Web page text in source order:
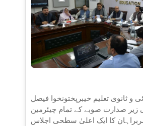
و ثانوی تعلیم خیبرپختونخوا فیصل
زیر صدارت صوبے کے تمام چیئرمین
کا ایک اعلیٰ سطحی اجلاس